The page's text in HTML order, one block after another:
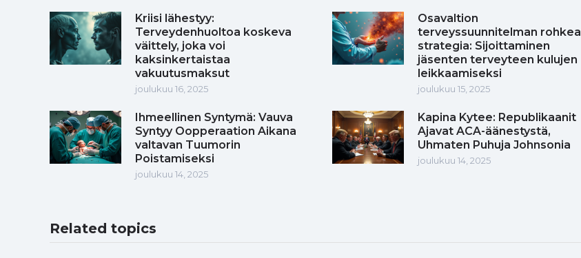
Kriisi lähestyy:
Terveydenhuoltoa koskeva
väittely, joka voi
kaksinkertaistaa
vakuutusmaksut
joulukuu 16, 2025
Osavaltion
terveyssuunnitelman rohkea
strategia: Sijoittaminen
jäsenten terveyteen kulujen
leikkaamiseksi
joulukuu 15, 2025
Ihmeellinen Syntymä: Vauva
Syntyy Oopperaation Aikana
valtavan Tuumorin
Poistamiseksi
joulukuu 14, 2025
Kapina Kytee: Republikaanit
Ajavat ACA-äänestystä,
Uhmaten Puhuja Johnsonia
joulukuu 14, 2025
Related topics